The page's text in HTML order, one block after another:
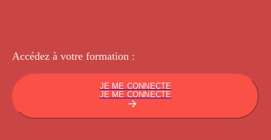
Accédez à votre formation :
JE ME CONNECTE
JE ME CONNECTE